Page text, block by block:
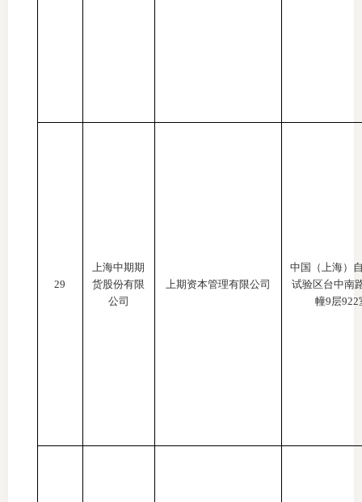
29
上海中期期
货股份有限
公司
上期资本管理有限公司
中国（上海）
试验区台中南
幢9层922